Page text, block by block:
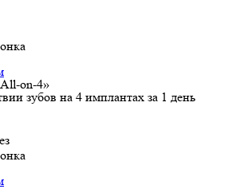
on-4»
зубов на 4 имплантах за 1 день